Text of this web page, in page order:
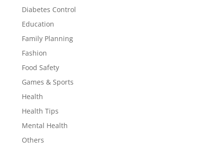
Diabetes Control
Education
Family Planning
Fashion
Food Safety
Games & Sports
Health
Health Tips
Mental Health
Others